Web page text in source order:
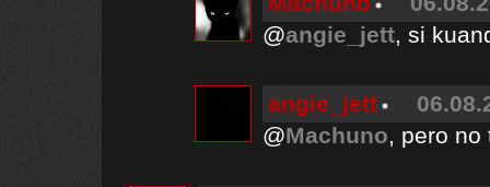
@angie_jett, si
angie_jett
@Machuno, pero no